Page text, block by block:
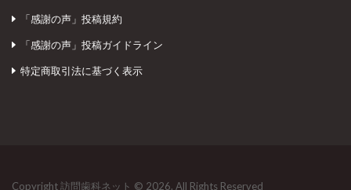
「感謝の声」投稿規約
「感謝の声」投稿ガイドライン
特定商取引法に基づく表示
Copyright 訪問歯科ネット © 2026. All Rights Reserved